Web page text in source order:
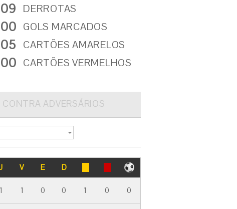
09 DERROTAS
00 GOLS MARCADOS
05 CARTÕES AMARELOS
00 CARTÕES VERMELHOS
ADVERSÁRIOS
V E D
1 1 0 0 1 0 0